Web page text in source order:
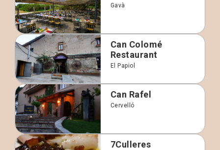
Gavà
Can Colomé
Restaurant
El Papiol
Can Rafel
Cervelló
7Culleres